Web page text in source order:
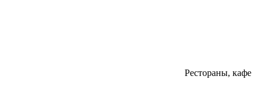
Рестораны, кафе